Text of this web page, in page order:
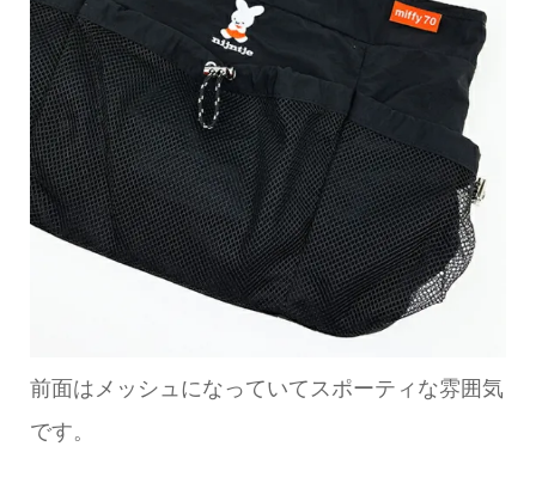
前面はメッシュになっていてスポーティな雰囲気
です。